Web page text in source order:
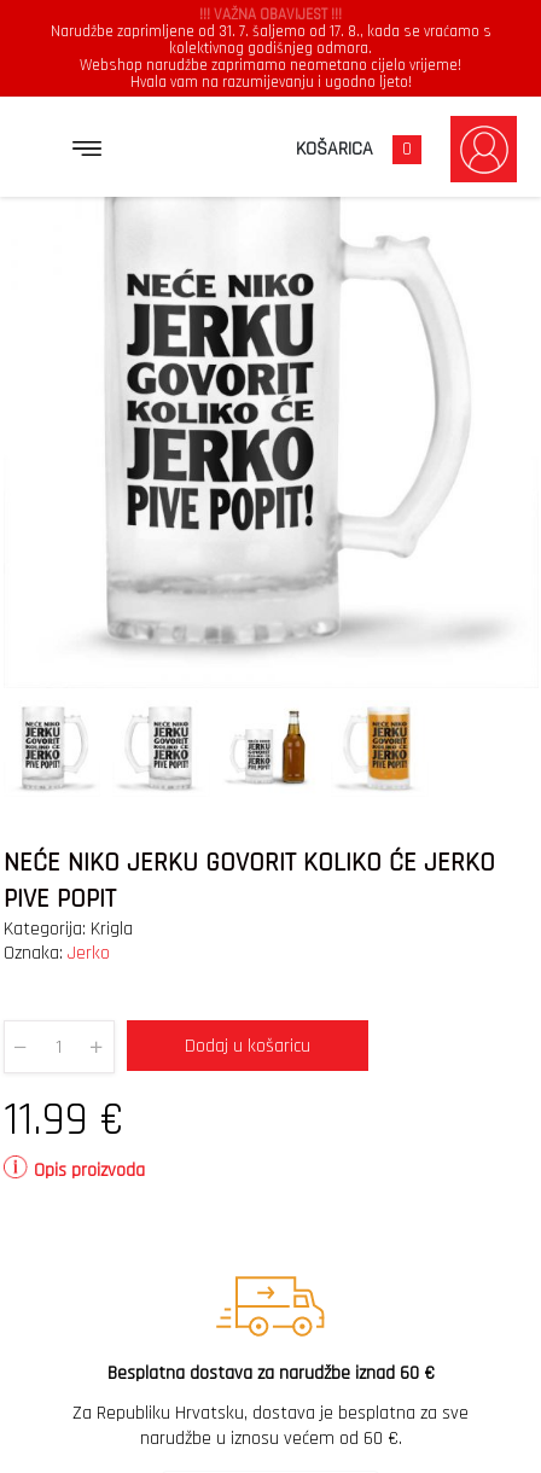
!!! VAŽNA OBAVIJEST !!!
Narudžbe zaprimljene od 31. 7. šaljemo od 17. 8., kada se vraćamo s
kolektivnog godišnjeg odmora.
Webshop narudžbe zaprimamo neometano cijelo vrijeme!
Hvala vam na razumijevanju i ugodno ljeto!
KOŠARICA 0
NEĆE NIKO JERKU GOVORIT KOLIKO ĆE JERKO PIVE POPIT
NEĆE NIKO JERKU GOVORIT KOLIKO ĆE JERKO
PIVE POPIT
Kategorija: Krigla
Oznaka: Jerko
Quantity
Dodaj u košaricu
11.99 €
Opis proizvoda
Besplatna dostava za narudžbe iznad 60 €
Za Republiku Hrvatsku, dostava je besplatna za sve
narudžbe u iznosu većem od 60 €.